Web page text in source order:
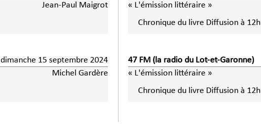
Jean-Paul Maigrot
dimanche 15 septembre 2024
Michel Gardère
« L'émission littéraire »
Chronique du livre Diffusion à 12h
47 FM (la radio du Lot-et-Garonne)
« L'émission littéraire »
Chronique du livre Diffusion à 12h